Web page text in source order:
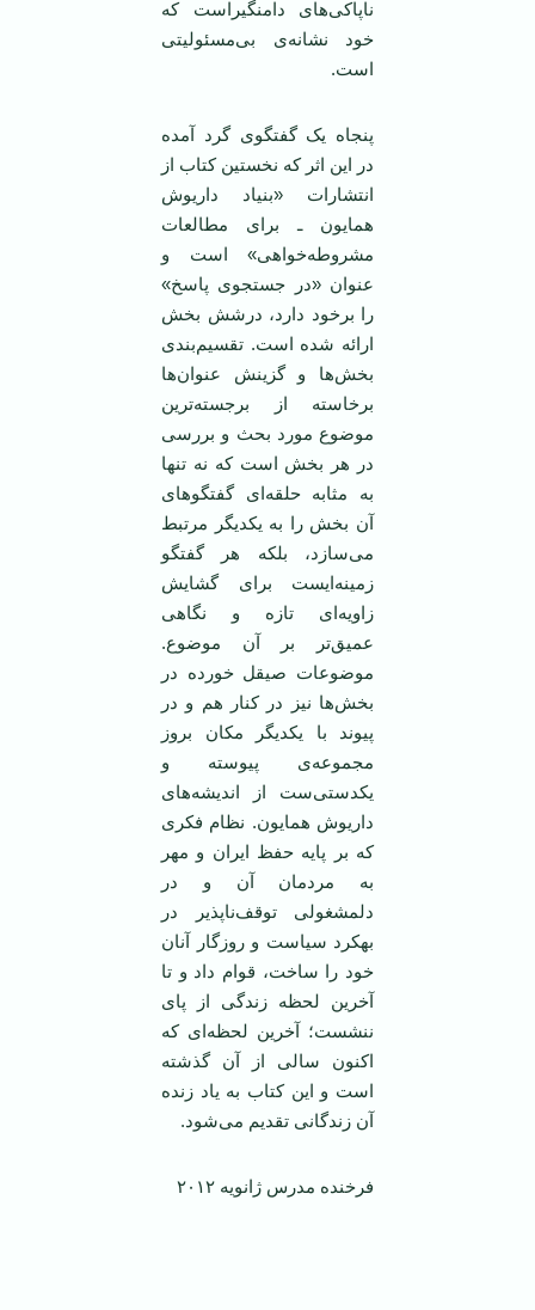
ناپاکی‌های دامنگیراست که
خود نشانه‌ی بی‌مسئولیتی
است.
پنجاه یک گفتگوی گرد آمده
در این اثر که نخستین کتاب از
انتشارات «بنیاد داریوش
همایون ـ برای مطالعات
مشروطه‌خواهی» است و
عنوان «در جستجوی پاسخ»
را برخود دارد، درشش بخش
ارائه شده است. تقسیم‌بندی
بخش‌ها و گزینش عنوان‌ها
برخاسته از برجسته‌ترین
موضوع مورد بحث و بررسی
در هر بخش است که نه تنها
به مثابه حلقه‌ای گفتگوهای
آن بخش را به یکدیگر مرتبط
می‌سازد، بلکه هر گفتگو
زمینه‌‌ایست برای گشایش
زاویه‌ای‌ تازه‌ و نگاهی
عمیق‌تر بر آن موضوع.
موضوعات صیقل خورده در
بخش‌ها نیز در کنار هم و در
پیوند با یکدیگر مکان بروز
مجموعه‌ی پیوسته و
یکدستی‌ست از اندیشه‌های
داریوش همایون. نظام فکری
که بر پایه حفظ ایران و مهر
به مردمان آن و در
دلمشغولی توقف‌ناپذیر در
بهکرد سیاست و روزگار آنان
خود را ساخت، قوام داد و تا
آخرین لحظه زندگی از پای
ننشست؛ آخرین لحظه‌ای که
اکنون سالی از آن گذشته
است و این کتاب به یاد زنده
آن زندگانی تقدیم می‌شود.
فرخنده مدرس ژانویه ۲۰۱۲